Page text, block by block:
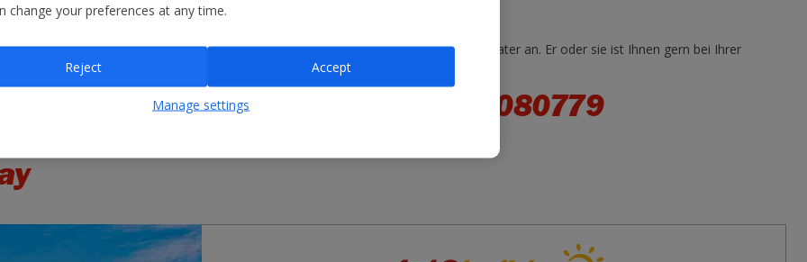
um Gruppenflüge zu finden.
Telefonische Buchung
Rufen Sie einen unserer freundlichen Verkaufsberater an. Er oder sie ist Ihnen gern bei Ihrer
Gruppenbuchung behilflich.
0800 4080779
change your preferences at any time.
Manage settings
Reject Accept